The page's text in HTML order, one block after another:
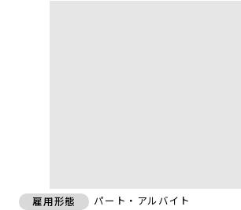
雇用形態
パート・アルバイト